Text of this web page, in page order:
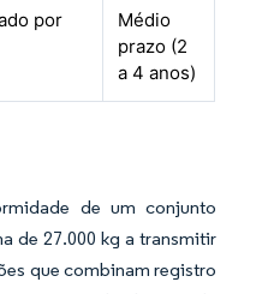
por
Médio
prazo (2
a 4 anos)
de um conjunto
de 27.000 kg a transmitir
que combinam registro